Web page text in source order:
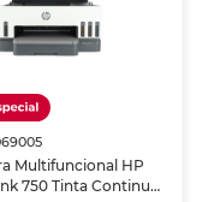
Multifuncional HP
750 Tinta Continua